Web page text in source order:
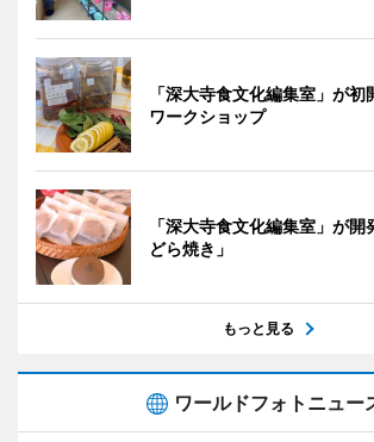
「深大寺食文化編集室」が
ワークショップ
「深大寺食文化編集室」が
どら焼き」
もっと見る
ワールドフォトニュー